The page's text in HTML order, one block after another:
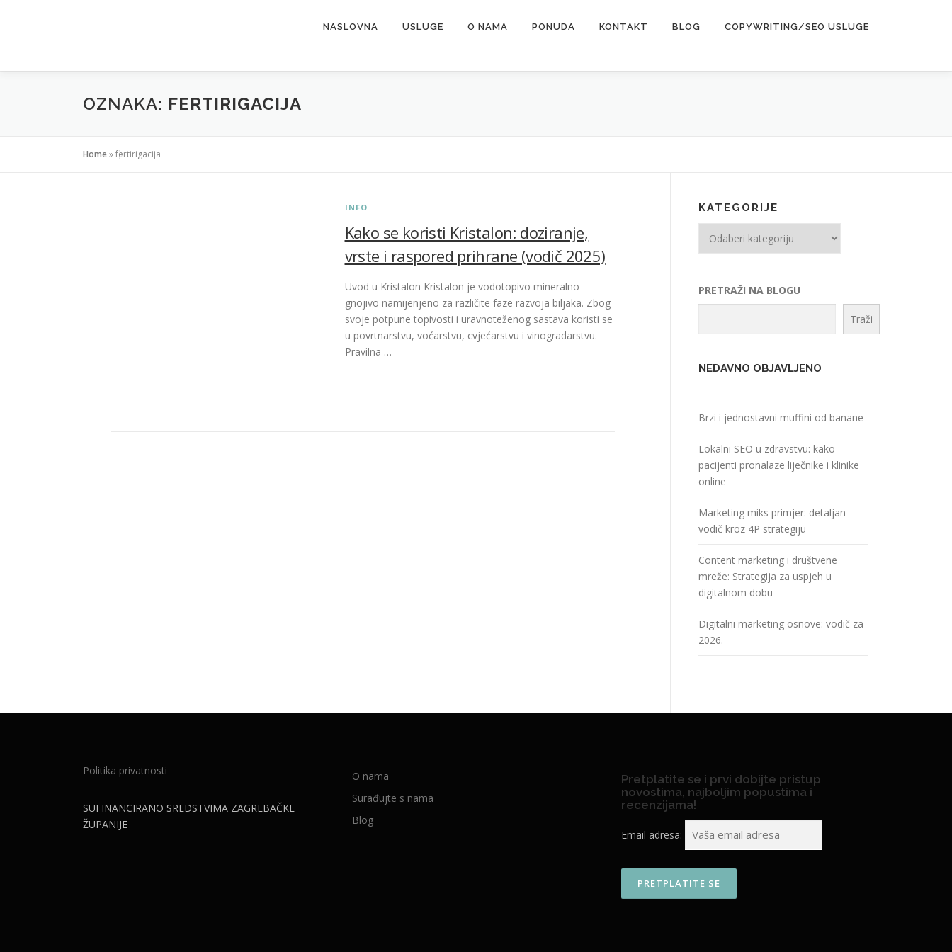
NASLOVNA USLUGE O NAMA PONUDA KONTAKT BLOG COPYWRITING/SEO USLUGE
OZNAKA: FERTIRIGACIJA
Home»fertirigacija
INFO
Kako se koristi Kristalon: doziranje,
vrste i raspored prihrane (vodič 2025)
Uvod u Kristalon Kristalon je vodotopivo mineralno
gnojivo namijenjeno za različite faze razvoja biljaka. Zbog
svoje potpune topivosti i uravnoteženog sastava koristi se
u povrtnarstvu, voćarstvu, cvjećarstvu i vinogradarstvu.
Pravilna …
KATEGORIJE
PRETRAŽI NA BLOGU
Traži
NEDAVNO OBJAVLJENO
Brzi i jednostavni muffini od banane
Lokalni SEO u zdravstvu: kako
pacijenti pronalaze liječnike i klinike
online
Marketing miks primjer: detaljan
vodič kroz 4P strategiju
Content marketing i društvene
mreže: Strategija za uspjeh u
digitalnom dobu
Digitalni marketing osnove: vodič za
2026.
Politika privatnosti
SUFINANCIRANO SREDSTVIMA ZAGREBAČKE
ŽUPANIJE
O nama
Surađujte s nama
Blog
Pretplatite se i prvi dobijte pristup
novostima, najboljim popustima i
recenzijama!
Email adresa: